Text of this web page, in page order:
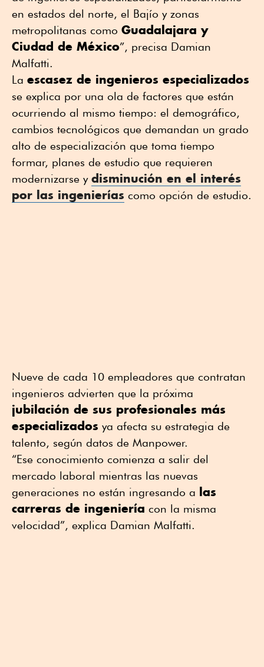
en estados del norte, el Bajío y zonas
metropolitanas como Guadalajara y
Ciudad de México”, precisa Damian
Malfatti.
La escasez de ingenieros especializados
se explica por una ola de factores que están
ocurriendo al mismo tiempo: el demográfico,
cambios tecnológicos que demandan un grado
alto de especialización que toma tiempo
formar, planes de estudio que requieren
modernizarse y disminución en el interés
por las ingenierías como opción de estudio.
Nueve de cada 10 empleadores que contratan
ingenieros advierten que la próxima
jubilación de sus profesionales más
especializados ya afecta su estrategia de
talento, según datos de Manpower.
“Ese conocimiento comienza a salir del
mercado laboral mientras las nuevas
generaciones no están ingresando a las
carreras de ingeniería con la misma
velocidad”, explica Damian Malfatti.